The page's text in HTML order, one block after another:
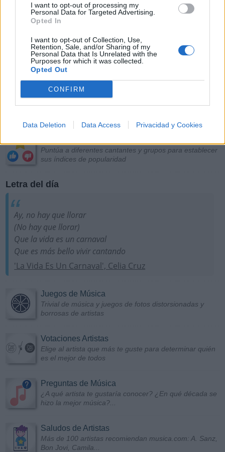
I want to opt-out of processing my
Personal Data for Targeted Advertising.
Opted In
I want to opt-out of Collection, Use,
Retention, Sale, and/or Sharing of my
Personal Data that Is Unrelated with the
Purposes for which it was collected.
Opted Out
CONFIRM
Data Deletion Data Access Privacidad y Cookies
Más Música
Puntúa a diferentes cantantes y grupos para establecer
sus índices de popularidad
Letra del día
Ay, no hay que llorar
(No hay que llorar)
Que la vida es un carnaval
Que es más bello vivir cantando
'La Vida Es Un Carnaval', Celia Cruz
Juegos de Música
Trivial de música y juegos de fotos distorsionadas y
borrosas de artistas
Votaciones Artistas
Elige al artista que más te guste para determinar quién
es el mejor de todos
Preguntas de Música
¿A qué artista te gustaría conocer? ¿En qué década se
hizo la mejor música?...
Saludos de Artistas
Más de 100 artistas recomiendan musica.com: A. Sanz,
Bon Jovi, Camila...